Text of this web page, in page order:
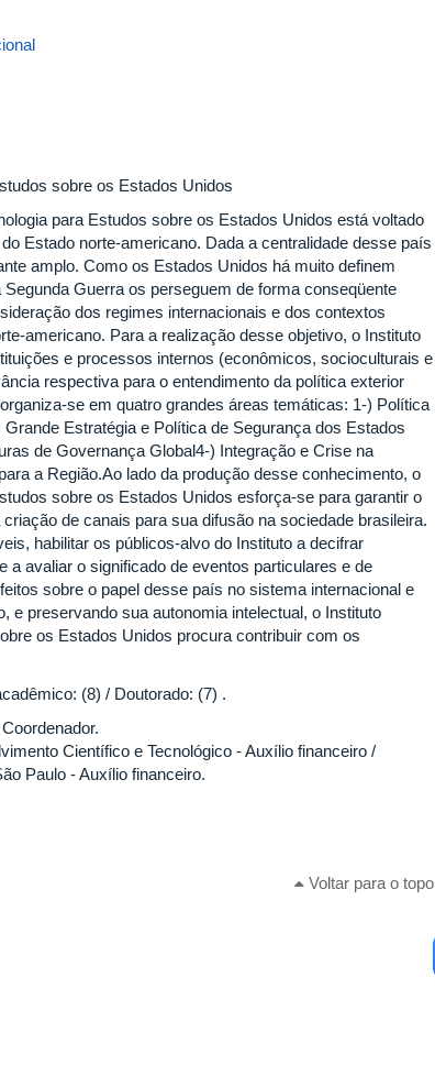
sobre os Estados Unidos
para Estudos sobre os Estados Unidos está voltado
Estado norte-americano. Dada a centralidade desse país
amplo. Como os Estados Unidos há muito definem
Guerra os perseguem de forma conseqüente
dos regimes internacionais e dos contextos
americano. Para a realização desse objetivo, o Instituto
e processos internos (econômicos, socioculturais e
respectiva para o entendimento da política exterior
se em quatro grandes áreas temáticas: 1-) Política
Estratégia e Política de Segurança dos Estados
de Governança Global4-) Integração e Crise na
a Região.Ao lado da produção desse conhecimento, o
sobre os Estados Unidos esforça-se para garantir o
de canais para sua difusão na sociedade brasileira.
habilitar os públicos-alvo do Instituto a decifrar
avaliar o significado de eventos particulares e de
sobre o papel desse país no sistema internacional e
e preservando sua autonomia intelectual, o Instituto
os Estados Unidos procura contribuir com os
(8) / Doutorado: (7) .
Científico e Tecnológico - Auxílio financeiro /
Paulo - Auxílio financeiro.
Voltar para o topo